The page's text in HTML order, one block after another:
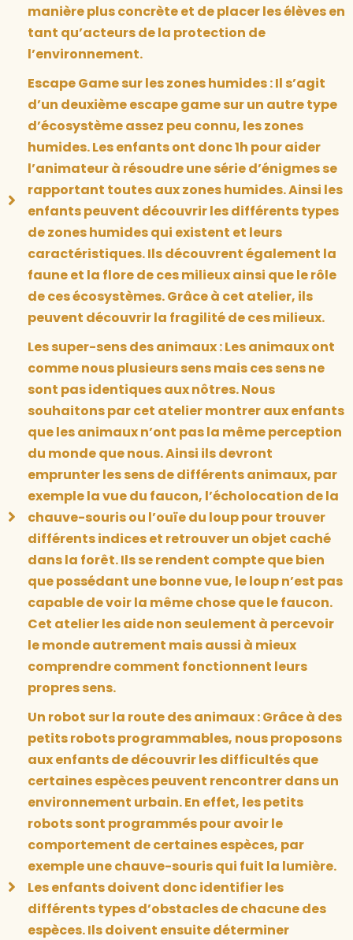
manière plus concrète et de placer les élèves en
tant qu’acteurs de la protection de
l’environnement.
Escape Game sur les zones humides : Il s’agit
d’un deuxième escape game sur un autre type
d’écosystème assez peu connu, les zones
humides. Les enfants ont donc 1h pour aider
l’animateur à résoudre une série d’énigmes se
rapportant toutes aux zones humides. Ainsi les
enfants peuvent découvrir les différents types
de zones humides qui existent et leurs
caractéristiques. Ils découvrent également la
faune et la flore de ces milieux ainsi que le rôle
de ces écosystèmes. Grâce à cet atelier, ils
peuvent découvrir la fragilité de ces milieux.
Les super-sens des animaux : Les animaux ont
comme nous plusieurs sens mais ces sens ne
sont pas identiques aux nôtres. Nous
souhaitons par cet atelier montrer aux enfants
que les animaux n’ont pas la même perception
du monde que nous. Ainsi ils devront
emprunter les sens de différents animaux, par
exemple la vue du faucon, l’écholocation de la
chauve-souris ou l’ouïe du loup pour trouver
différents indices et retrouver un objet caché
dans la forêt. Ils se rendent compte que bien
que possédant une bonne vue, le loup n’est pas
capable de voir la même chose que le faucon.
Cet atelier les aide non seulement à percevoir
le monde autrement mais aussi à mieux
comprendre comment fonctionnent leurs
propres sens.
Un robot sur la route des animaux : Grâce à des
petits robots programmables, nous proposons
aux enfants de découvrir les difficultés que
certaines espèces peuvent rencontrer dans un
environnement urbain. En effet, les petits
robots sont programmés pour avoir le
comportement de certaines espèces, par
exemple une chauve-souris qui fuit la lumière.
Les enfants doivent donc identifier les
différents types d’obstacles de chacune des
espèces. Ils doivent ensuite déterminer